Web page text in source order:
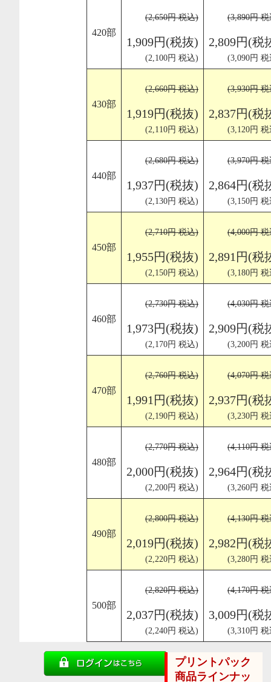
420部
(2,650円 税込)
1,909円(税抜)
(2,100円 税込)
(3,890円
2,809円(税
(3,090円
430部
(2,660円 税込)
1,919円(税抜)
(2,110円 税込)
(3,930円
2,837円(税
(3,120円
440部
(2,680円 税込)
1,937円(税抜)
(2,130円 税込)
(3,970円
2,864円(税
(3,150円
450部
(2,710円 税込)
1,955円(税抜)
(2,150円 税込)
(4,000円
2,891円(税
(3,180円
460部
(2,730円 税込)
1,973円(税抜)
(2,170円 税込)
(4,030円
2,909円(税
(3,200円
470部
(2,760円 税込)
1,991円(税抜)
(2,190円 税込)
(4,070円
2,937円(税
(3,230円
480部
(2,770円 税込)
2,000円(税抜)
(2,200円 税込)
(4,110円
2,964円(税
(3,260円
490部
(2,800円 税込)
2,019円(税抜)
(2,220円 税込)
(4,130円
2,982円(税
(3,280円
500部
(2,820円 税込)
2,037円(税抜)
(2,240円 税込)
(4,170円
3,009円(税
(3,310円
プリントパック
商品ラインナッ